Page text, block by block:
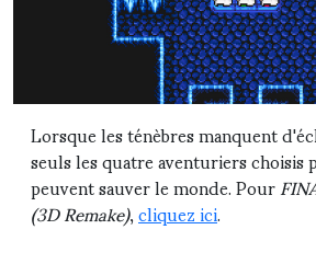
Lorsque les ténèbres manquent
seuls les quatre aventuriers
peuvent sauver le monde. Pour
(3D Remake),cliquez ici.